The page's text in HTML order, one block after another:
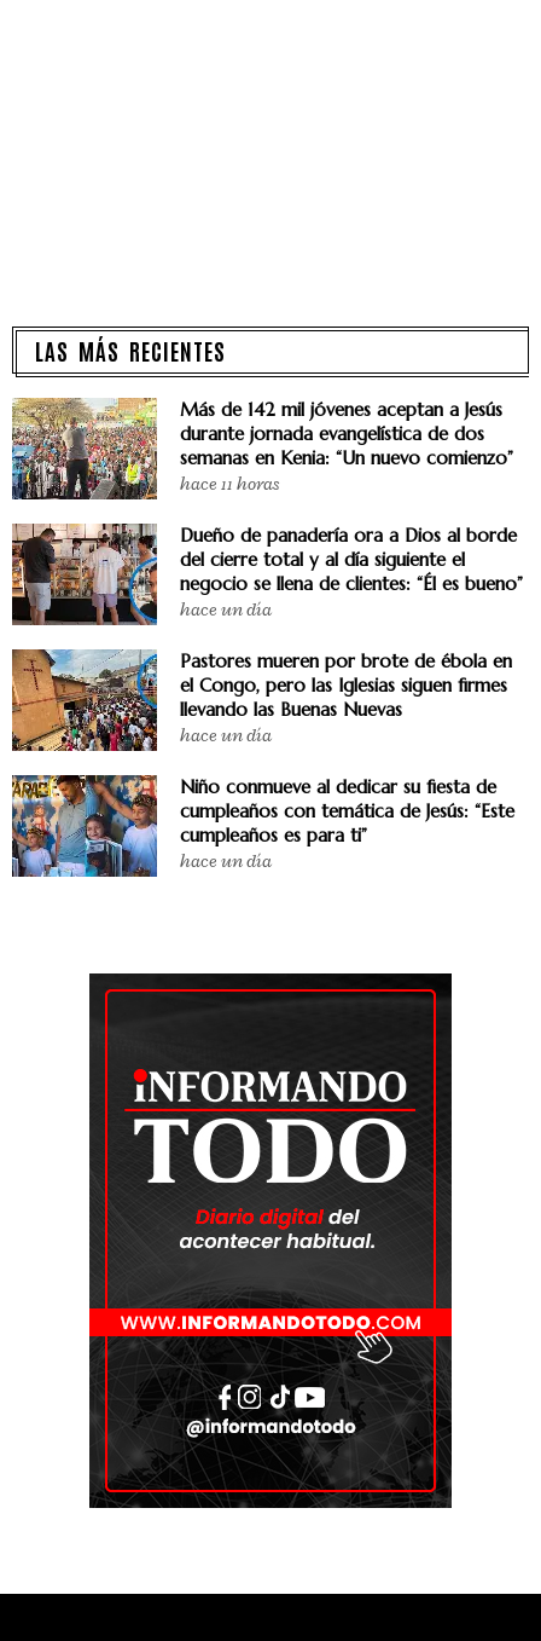
LAS MÁS RECIENTES
Más de 142 mil jóvenes aceptan a Jesús
durante jornada evangelística de dos
semanas en Kenia: “Un nuevo comienzo”
hace 11 horas
Dueño de panadería ora a Dios al borde
del cierre total y al día siguiente el
negocio se llena de clientes: “Él es bueno”
hace un día
Pastores mueren por brote de ébola en
el Congo, pero las Iglesias siguen firmes
llevando las Buenas Nuevas
hace un día
Niño conmueve al dedicar su fiesta de
cumpleaños con temática de Jesús: “Este
cumpleaños es para ti”
hace un día